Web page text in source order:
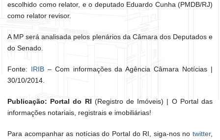
escolhido como relator, e o deputado Eduardo Cunha (PMDB/RJ)
como relator revisor.
A MP será analisada pelos plenários da Câmara dos Deputados e
do Senado.
Fonte: IRIB– Com informações da Agência Câmara Notícias |
30/10/2014.
Publicação: Portal do RI (Registro de Imóveis) | O Portal das
informações notariais, registrais e imobiliárias!
Para acompanhar as notícias do Portal do RI, siga-nos no twitter,